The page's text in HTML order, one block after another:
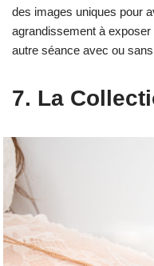
des images uniques pour
agrandissement à
autre séance avec ou
7. La